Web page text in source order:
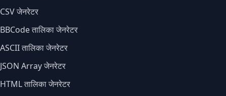
CSV जेनरेटर
BBCode तालिका जेनरेटर
ASCII तालिका जेनरेटर
JSON Array जेनरेटर
HTML तालिका जेनरेटर